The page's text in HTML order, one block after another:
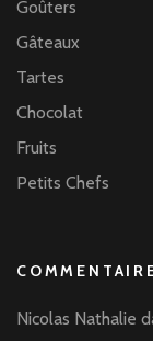
Goûters
Gâteaux
Tartes
Chocolat
Fruits
Petits Chefs
Nicolas Nathalie